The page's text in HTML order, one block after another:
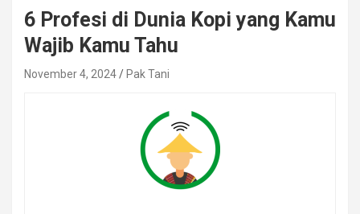
6 Profesi di Dunia Kopi yang Kamu
Wajib Kamu Tahu
November 4, 2024 Pak Tani